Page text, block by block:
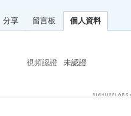
分享 留言板 個人資料
視頻認證 未認證